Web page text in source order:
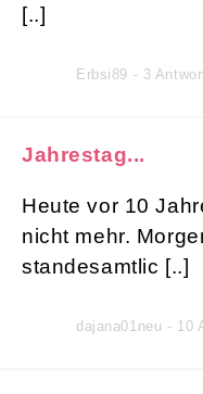
[..]
Erbsi89 - 3
Jahrestag...
Heute vor 10
nicht mehr.
standesamtlic [..]
dajana01neu - 10